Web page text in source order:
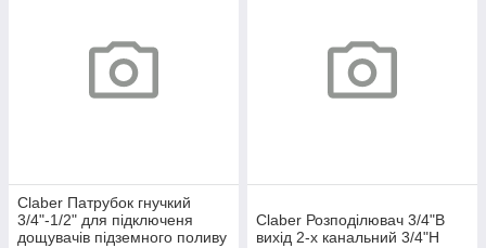
Claber Патрубок гнучкий
3/4"-1/2" для підключеня
дощувачів підземного поливу
Claber Розподілювач 3/4"В
вихід 2-х канальний 3/4"Н